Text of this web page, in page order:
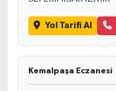
Yol Tarifi Al
Kemalpaşa Eczanesi